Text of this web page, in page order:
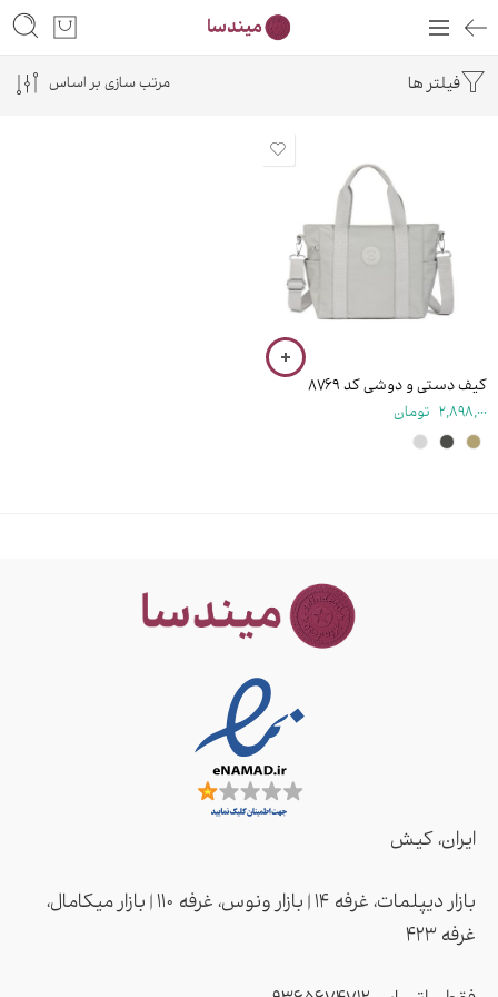
فیلتر ها مرتب سازی بر اساس
کیف دستی و دوشی کد ۸۷۶۹
2,898,000 تومان
ایران، کیش
بازار دیپلمات، غرفه ۱۴ | بازار ونوس، غرفه ۱۱۰ | بازار میکامال،
غرفه ۴2۳